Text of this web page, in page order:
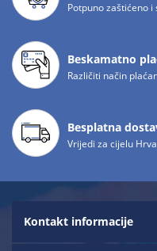
Potpuno zaštićeno
Beskamatno
Različiti način
Besplatna
Vrijedi za cijelu
Kontakt informacije